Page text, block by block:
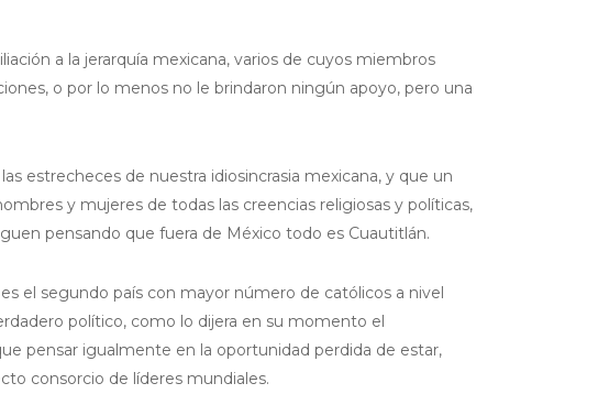
a la jerarquía mexicana, varios de cuyos miembros
o por lo menos no le brindaron ningún apoyo, pero una
estrecheces de nuestra idiosincrasia mexicana, y que un
y mujeres de todas las creencias religiosas y políticas,
pensando que fuera de México todo es Cuautitlán.
el segundo país con mayor número de católicos a nivel
político, como lo dijera en su momento el
pensar igualmente en la oportunidad perdida de estar,
consorcio de líderes mundiales.